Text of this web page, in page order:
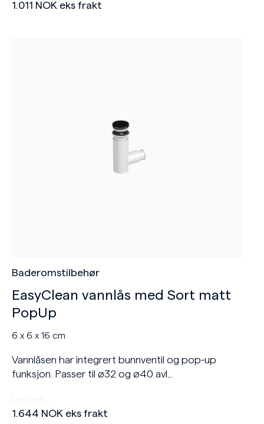
1.011 NOK eks frakt
Baderomstilbehør
EasyClean vannlås med Sort matt
PopUp
6 x 6 x 16 cm
Vannlåsen har integrert bunnventil og pop-up
funksjon. Passer til ø32 og ø40 avl...
1.644 NOK eks frakt